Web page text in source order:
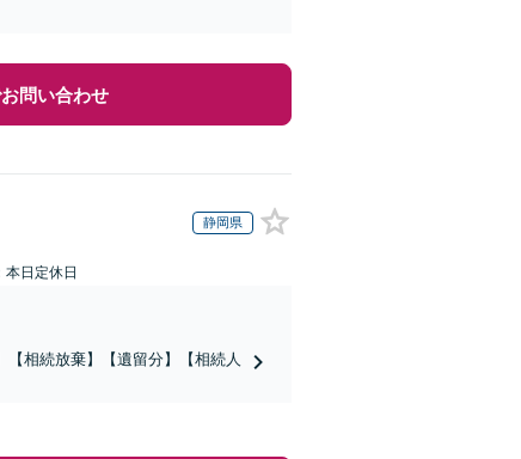
問い合わせ
静岡県
本日定休日
【相続放棄】【遺留分】【相続人